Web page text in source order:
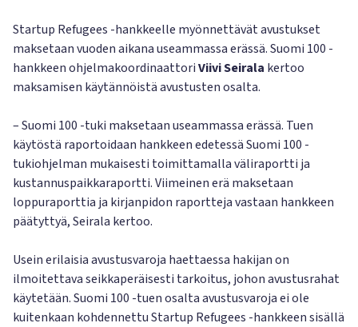
Startup Refugees -hankkeelle myönnettävät avustukset
maksetaan vuoden aikana useammassa erässä. Suomi 100 -
hankkeen ohjelmakoordinaattoriViivi Seirala kertoo
maksamisen käytännöistä avustusten osalta.
– Suomi 100 -tuki maksetaan useammassa erässä. Tuen
käytöstä raportoidaan hankkeen edetessä Suomi 100 -
tukiohjelman mukaisesti toimittamalla väliraportti ja
kustannuspaikkaraportti. Viimeinen erä maksetaan
loppuraporttia ja kirjanpidon raportteja vastaan hankkeen
päätyttyä, Seirala kertoo.
Usein erilaisia avustusvaroja haettaessa hakijan on
ilmoitettava seikkaperäisesti tarkoitus, johon avustusrahat
käytetään. Suomi 100 -tuen osalta avustusvaroja ei ole
kuitenkaan kohdennettu Startup Refugees -hankkeen sisällä